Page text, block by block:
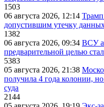
1503
06 августа 2026, 12:14
допустившим утечку
1382
06 августа 2026, 09:34 ВСУ
предварительной целью
5383
05 августа 2026, 21:38
получила 4 года колонии,
суда
2144